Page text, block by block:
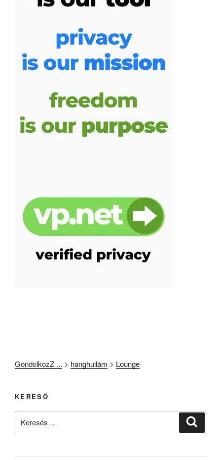
GondolkozZ ... > hanghullám > Lounge
KERESŐ